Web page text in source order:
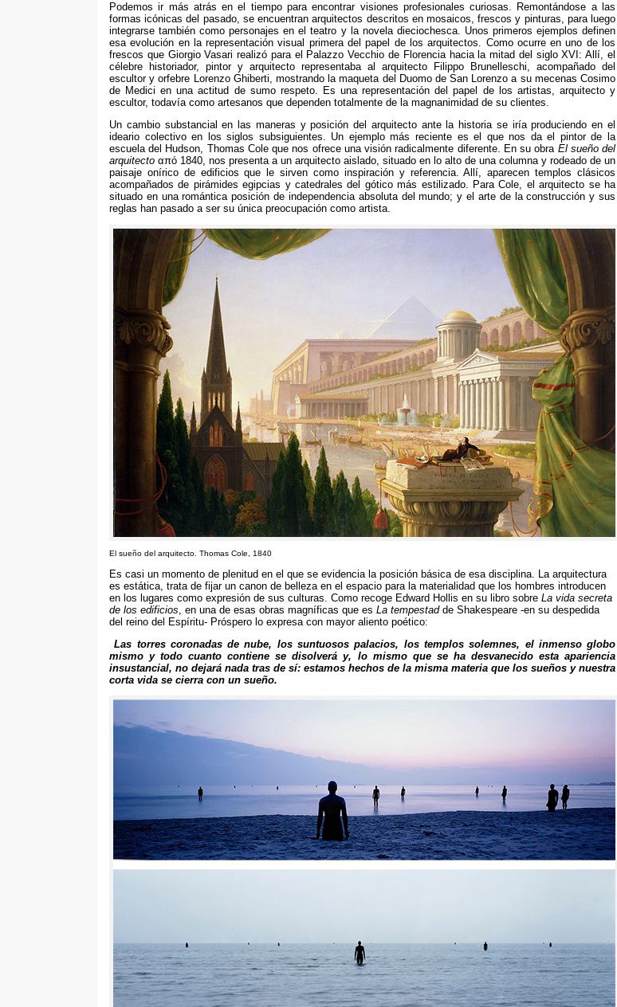
Podemos ir más atrás en el tiempo para encontrar visiones profesionales curiosas. Remontándose a las
formas icónicas del pasado, se encuentran arquitectos descritos en mosaicos,frescos y pinturas, para luego
integrarse también como personajes en el teatro y la novela dieciochesca. Unos primeros ejemplos definen
esa evolución en la representación visual primera del papel de los arquitectos. Como ocurre en uno de los
frescos que Giorgio Vasari realizó para el Palazzo Vecchio de Florencia hacia la mitad del siglo XVI :Allí,el
célebre historiador, pintor y arquitecto representaba al arquitecto Filippo Brunelleschi, acompañado del
escultor y orfebre Lorenzo Ghiberti, mostrando la maqueta del Duomo de San Lorenzo a su mecenas Cosimo
de Medici en una actitud de sumo respeto. Es una representación del papel de los artistas, arquitecto y
escultor, todavía como artesanos que dependen totalmente de la magnanimidad de su clientes.
Un cambio substancial en las maneras y posición del arquitecto ante la historia se iría produciendo en el
ideario colectivo en los siglos subsiguientes. Un ejemplo más reciente es el que nos da el pintor de la
escuela del Hudson, Thomas Cole que nos ofrece una visión radicalmente diferente. En su obra El sueño del
arquitecto από 1840, nos presenta a un arquitecto aislado, situado en lo alto de una columna y rodeado de un
paisaje onírico de edificios que le sirven como inspiración y referencia.Allí,aparecen templos clásicos
acompañados de pirámides egipcias y catedrales del gótico más estilizado. Para Cole, el arquitecto se ha
situado en una romántica posición de independencia absoluta del mundo;y el arte de la construcción y sus
reglas han pasado a ser su única preocupación como artista.
El sueño del arquitecto Thomas Cole , 1840
Es casi un momento de plenitud en el que se evidencia la posición básica de esa disciplina
La arquitectura
es estática trata de fijar un canon de belleza en el espacio para la materialidad que los hombres introducen
en los lugares como expresión de sus culturas Como recoge Edward Hollis en su libro sobre La vida secreta
de los edificios en una de esas obras magníficas que es La tempestad de Shakespeare -en su despedida
del reino del Espíritu- Próspero lo expresa con mayor aliento poético:
Las torres coronadas de nube, los suntuosos palacios, los templos solemnes, el inmenso globo
mismo y todo cuanto contiene se disolverá y, lo mismo que se ha desvanecido esta apariencia
insustancial, no dejará nada tras de sí: estamos hechos de la misma materia que los sueños y nuestra
corta vida se cierra con un sueño.